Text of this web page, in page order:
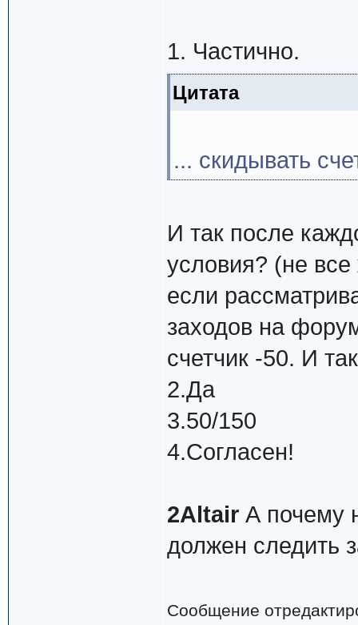
1. Частично.
Цитата
... скидывать
И так после
условия? (не
если
заходов на
счетчик -50. И
2.Да
3.50/150
4.Согласен!
2AltairА почему
должен следить
Сообщение